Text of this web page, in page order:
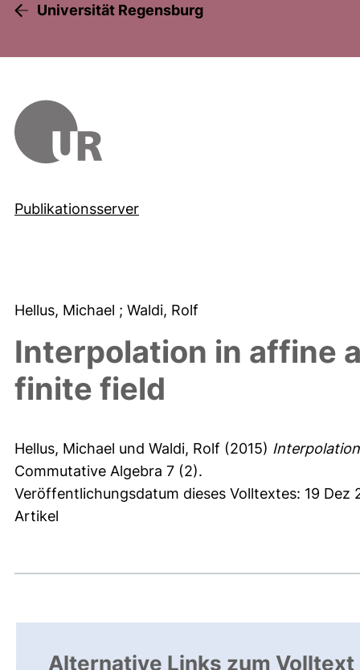
Universität Regensburg
Publikationsserver
Hellus, Michael ; Waldi, Rolf
Interpolation in affine
finite field
Hellus, Michael und Waldi, Rolf (2015)
Commutative Algebra 7 (2).
Veröffentlichungsdatum dieses Volltextes: 19 Dez
Artikel
Alternative Links zum Volltext